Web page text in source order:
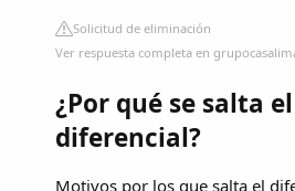
Solicitud de eliminación
Ver respuesta completa en
¿Por qué se salta el
diferencial?
Motivos por los que salta el